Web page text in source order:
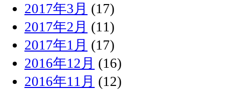
2017年3月 (17)
2017年2月 (11)
2017年1月 (17)
2016年12月 (16)
2016年11月 (12)